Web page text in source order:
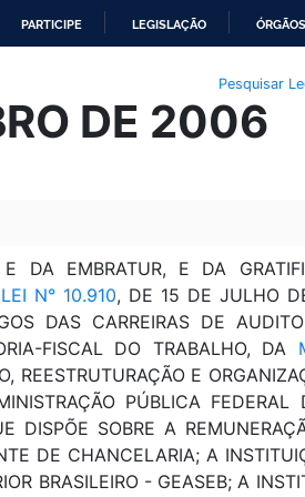
PARTICIPE LEGISLAÇÃO
Pesquisar
DE 2006
DA EMBRATUR, E DA
LEI N° 10.910, DE 15 DE JULHO
DAS CARREIRAS DE
FISCAL DO TRABALHO, DA
REESTRUTURAÇÃO E
PÚBLICA FEDERAL
SOBRE A
DE CHANCELARIA; A
BRASILEIRO - GEASEB; A